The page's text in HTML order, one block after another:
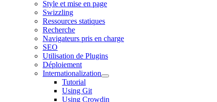
Style et mise en page
Swizzling
Ressources statiques
Recherche
Navigateurs pris en charge
SEO
Utilisation de Plugins
Déploiement
Internationalization
Tutorial
Using Git
Using Crowdin